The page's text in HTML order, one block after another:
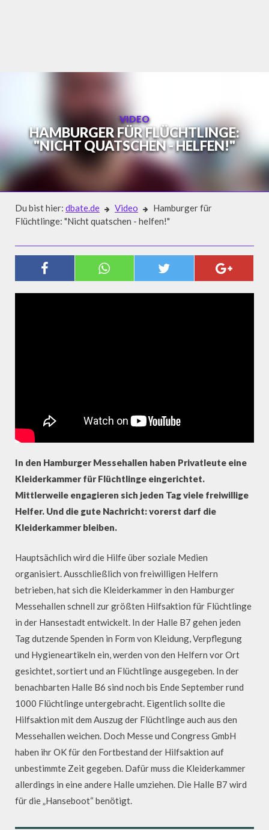
VIDEO
HAMBURGER FÜR FLÜCHTLINGE:
"NICHT QUATSCHEN - HELFEN!"
Du bist hier: dbate.de Video
Hamburger für
Flüchtlinge: "Nicht quatschen - helfen!"
HAMBURGER FÜR FLÜCHTLINGE:
"NICHT QUATSCHEN - HELFEN!"
In den Hamburger Messehallen haben Privatleute eine
Kleiderkammer für Flüchtlinge eingerichtet.
Mittlerweile engagieren sich jeden Tag viele freiwillige
Helfer. Und die gute Nachricht: vorerst darf die
Kleiderkammer bleiben.
Hauptsächlich wird die Hilfe über soziale Medien
organisiert. Ausschließlich von freiwilligen Helfern
betrieben, hat sich die Kleiderkammer in den Hamburger
Messehallen schnell zur größten Hilfsaktion für Flüchtlinge
in der Hansestadt entwickelt. In der Halle B7 gehen jeden
Tag dutzende Spenden in Form von Kleidung, Verpflegung
und Hygieneartikeln ein, werden von den Helfern vor Ort
gesichtet, sortiert und an Flüchtlinge ausgegeben. In der
benachbarten Halle B6 sind noch bis Ende September rund
1000 Flüchtlinge untergebracht. Eigentlich sollte die
Hilfsaktion mit dem Auszug der Flüchtlinge auch aus den
Messehallen weichen. Doch Messe und Congress GmbH
haben ihr OK für den Fortbestand der Hilfsaktion auf
unbestimmte Zeit gegeben. Dafür muss die Kleiderkammer
allerdings in eine andere Halle umziehen. Die Halle B7 wird
für die „Hanseboot“ benötigt.